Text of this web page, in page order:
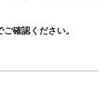
ご確認ください。